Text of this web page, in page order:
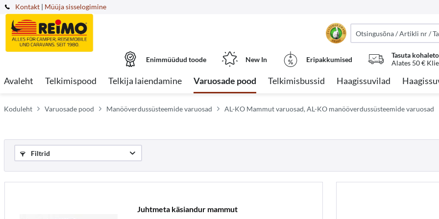
Kontakt | Müüja sisselogimine
Enimmüüdud toode New In Eripakkumised
Tasuta
Alates 50 €
Avaleht Telkimispood Telkija laiendamine Varuosade pood Telkimisbussid Haagissuvilad
Koduleht Varuosade pood Manööverdussüsteemide varuosad AL-KO Mammut varuosad, AL-KO manööverdussüsteemide varuosad
Filtrid
Juhtmeta käsiandur mammut